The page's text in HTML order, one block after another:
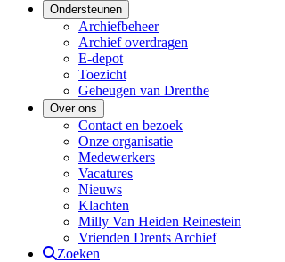
Ondersteunen
Archiefbeheer
Archief overdragen
E-depot
Toezicht
Geheugen van Drenthe
Over ons
Contact en bezoek
Onze organisatie
Medewerkers
Vacatures
Nieuws
Klachten
Milly Van Heiden Reinestein
Vrienden Drents Archief
Zoeken